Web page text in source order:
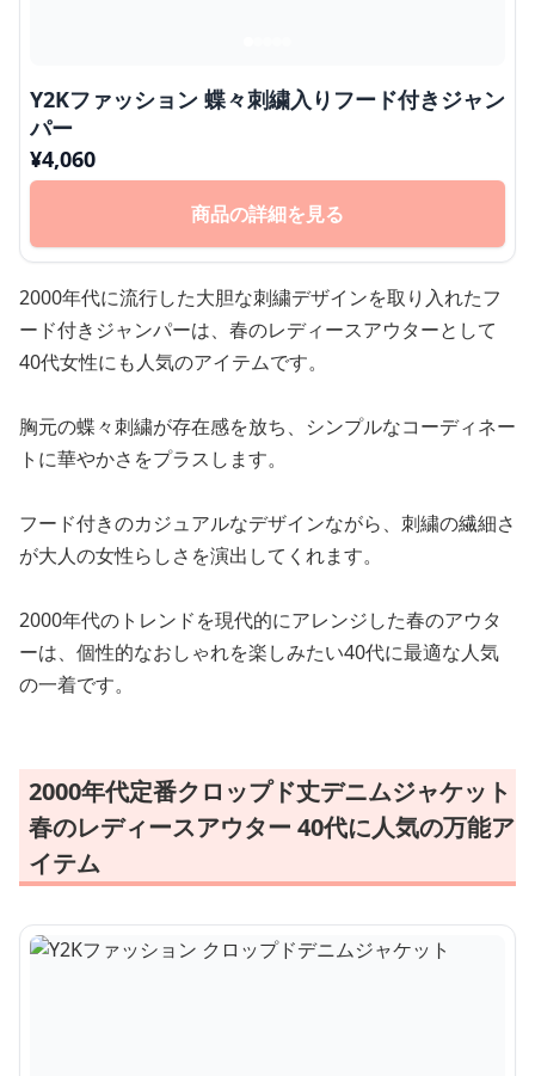
Y2Kファッション 蝶々刺繍入りフード付きジャン
パー
¥4,060
商品の詳細を見る
2000年代に流行した大胆な刺繍デザインを取り入れたフ
ード付きジャンパーは、春のレディースアウターとして
40代女性にも人気のアイテムです。
胸元の蝶々刺繍が存在感を放ち、シンプルなコーディネー
トに華やかさをプラスします。
フード付きのカジュアルなデザインながら、刺繍の繊細さ
が大人の女性らしさを演出してくれます。
2000年代のトレンドを現代的にアレンジした春のアウタ
ーは、個性的なおしゃれを楽しみたい40代に最適な人気
の一着です。
2000年代定番クロップド丈デニムジャケット
春のレディースアウター 40代に人気の万能ア
イテム